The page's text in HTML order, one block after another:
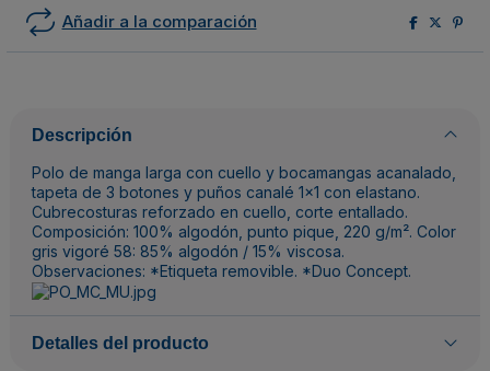
Añadir a la comparación
Descripción
Polo de manga larga con cuello y bocamangas acanalado,
tapeta de 3 botones y puños canalé 1x1 con elastano.
Cubrecosturas reforzado en cuello, corte entallado.
Composición: 100% algodón, punto pique, 220 g/m². Color
gris vigoré 58: 85% algodón / 15% viscosa.
Observaciones: *Etiqueta removible. *Duo Concept.
Detalles del producto